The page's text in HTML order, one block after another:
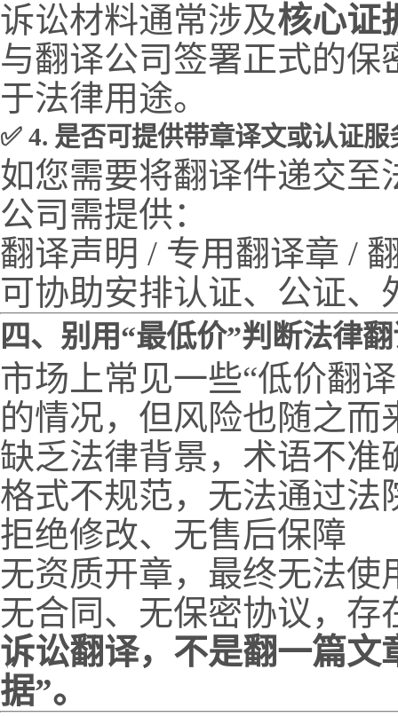
诉讼材料通常涉及核心证
与翻译公司签署正式的
于法律用途。
✅ 4. 是否可提供带章译文或认证服
如您需要将翻译件递交至
公司需提供：
翻译声明 / 专用翻译章 /
可协助安排认证、公证、
四、别用“最低价”判断法律
市场上常见一些“低价翻
的情况，但风险也随之而
缺乏法律背景，术语不准
格式不规范，无法通过法
拒绝修改、无售后保障
无资质开章，最终无法使
无合同、无保密协议，存
诉讼翻译，不是翻一篇文
据”。